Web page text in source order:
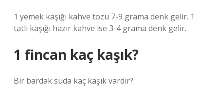
1 yemek kaşığı kahve tozu 7-9 grama denk gelir. 1
tatlı kaşığı hazır kahve ise 3-4 grama denk gelir.
1 fincan kaç kaşık?
Bir bardak suda kaç kaşık vardır?